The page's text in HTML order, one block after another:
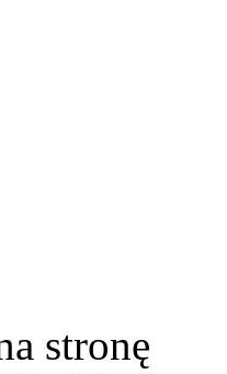
stronę